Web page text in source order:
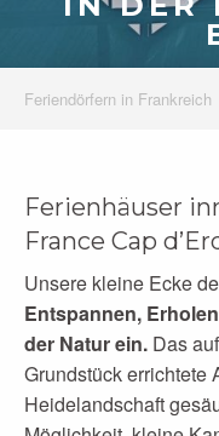
Feriendörfern in Frankreich
Ferienhäuser
France Cap
Unsere kleine Ecke
Entspannen,
der Natur ein. Das
Grundstück errichtete
Heidelandschaft